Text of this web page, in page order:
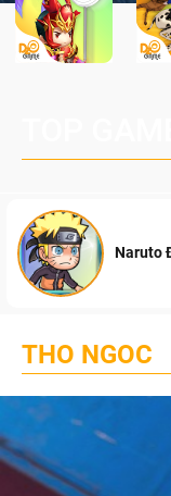
Naruto
THO NGOC